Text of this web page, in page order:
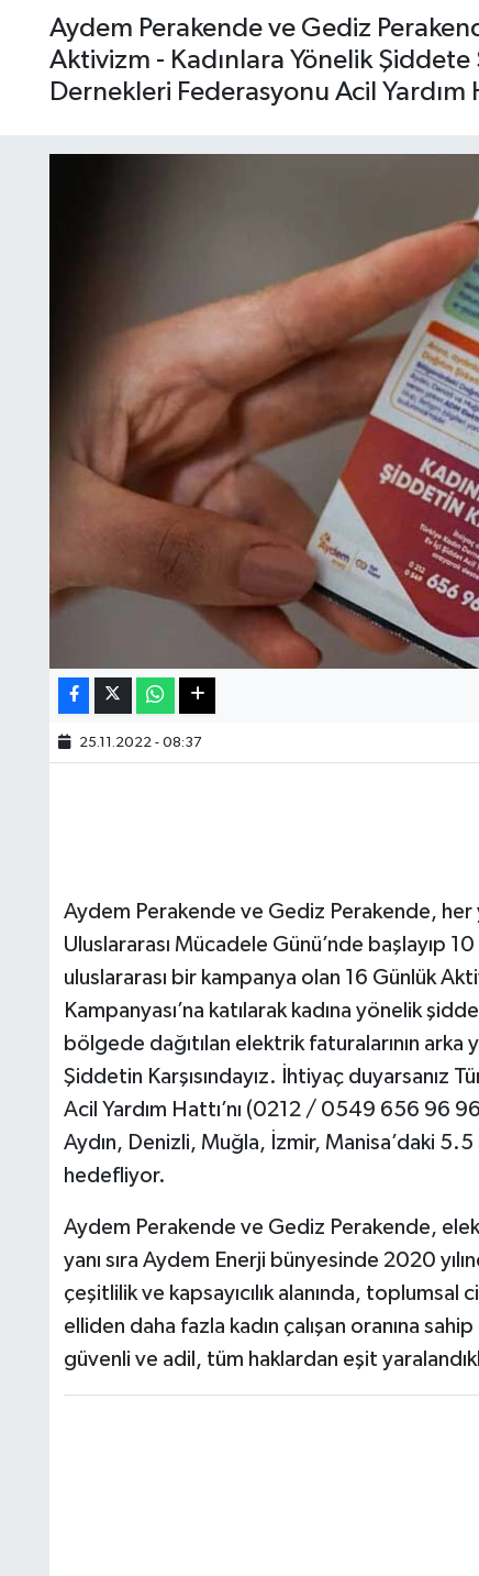
Aydem Perakende ve Gediz
Aktivizm - Kadınlara Yönelik
Dernekleri Federasyonu Acil
25.11.2022 - 08:37
Aydem Perakende ve Gediz Perakende, her
Uluslararası Mücadele Günü’nde başlayıp
uluslararası bir kampanya olan 16 Günlük
Kampanyası’na katılarak kadına yönelik
bölgede dağıtılan elektrik faturalarının arka
Şiddetin Karşısındayız. İ­htiyaç duyarsanız
Acil Yardım Hattı’nı (0212 / 0549 656 96
Aydın, Denizli, Muğla, İzmir, Manisa’daki
hedefliyor.
Aydem Perakende ve Gediz Perakende,
yanı sıra Aydem Enerji bünyesinde 2020
çeşitlilik ve kapsayıcılık alanında,
elliden daha fazla kadın çalışan oranına
güvenli ve adil, tüm haklardan eşit